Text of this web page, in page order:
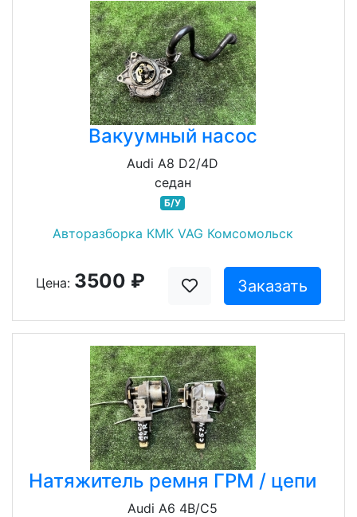
Вакуумный насос
Audi A8 D2/4D
седан
Б/У
Авторазборка КМК VAG Комсомольск
Цена: 3500 ₽ Заказать
Натяжитель ремня ГРМ / цепи
Audi A6 4B/C5